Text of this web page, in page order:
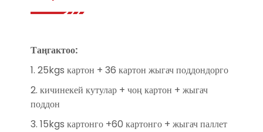
Таңгактоо:
1. 25kgs картон + 36 картон жыгач поддондорго
2. кичинекей кутулар + чоң картон + жыгач
поддон
3. 15kgs картонго +60 картонго + жыгач паллет